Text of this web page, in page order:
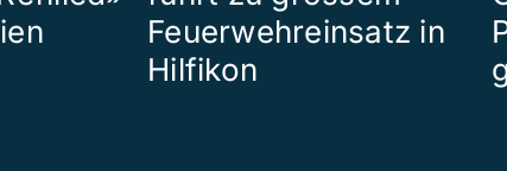
Feuerwehreinsatz in
Hilfikon